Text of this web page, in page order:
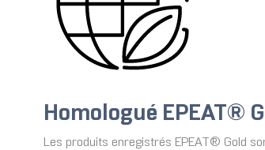
Homologué EPEAT®
Les produits enregistrés EPEAT® Gold